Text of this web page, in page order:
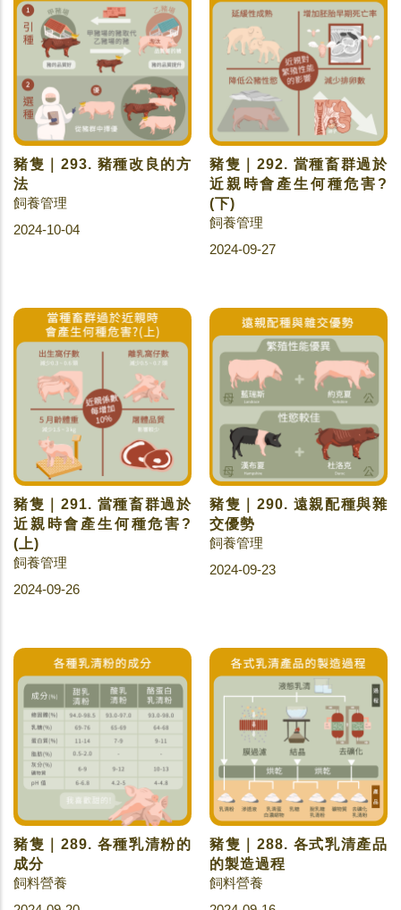
豬隻｜293. 豬種改良的方
法
飼養管理
2024-10-04
豬隻｜292. 當種畜群過於
近親時會產生何種危害?
(下)
飼養管理
2024-09-27
豬隻｜291. 當種畜群過於
近親時會產生何種危害?
(上)
飼養管理
2024-09-26
豬隻｜290. 遠親配種與雜
交優勢
飼養管理
2024-09-23
豬隻｜289. 各種乳清粉的
成分
飼料營養
豬隻｜288. 各式乳清產品
的製造過程
飼料營養